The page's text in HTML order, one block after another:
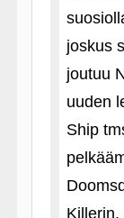
joskus
joutuu
uuden
Ship
Killerin,